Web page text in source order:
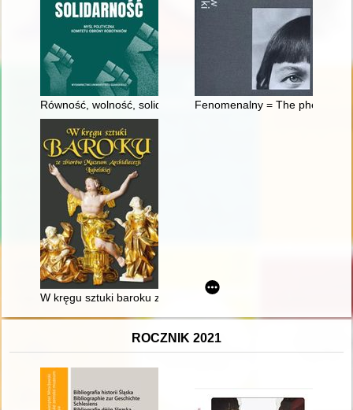
Równość, wolność, solidarność : myśl polityczna Komitetu
Fenomenalny = The
W kręgu sztuki baroku ze zbiorów Muzeum Archidiecezji
ROCZNIK 2021